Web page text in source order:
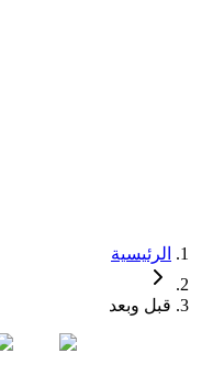
الرئيسية
قبل وبعد